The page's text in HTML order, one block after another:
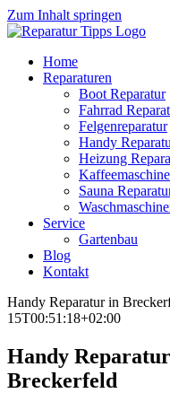
Zum Inhalt springen
Home
Reparaturen
Boot Reparatur
Fahrrad
Felgenreparatur
Handy
Heizung
Sauna
Service
Gartenbau
Blog
Kontakt
Handy Reparatur in
15T00:51:18+02:00
Handy
Breckerfeld